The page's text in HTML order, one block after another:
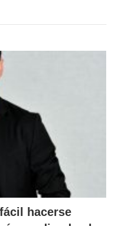
hacerse